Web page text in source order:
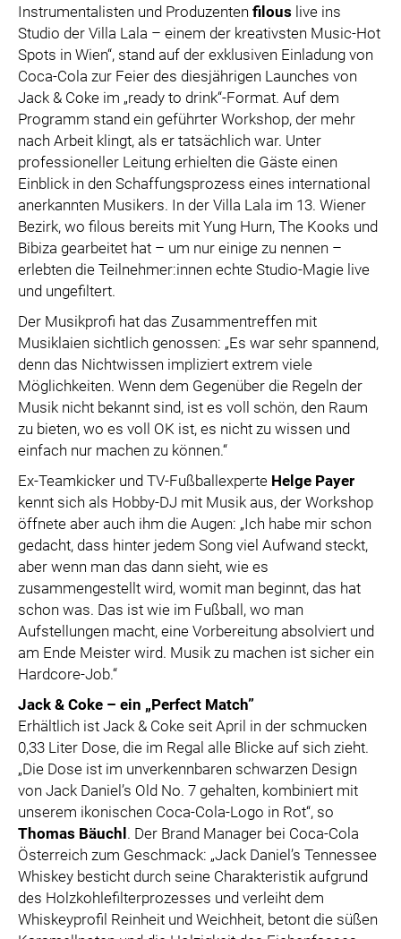
Instrumentalisten und Produzenten filous live ins
Studio der Villa Lala – einem der kreativsten Music-Hot
Spots in Wien“, stand auf der exklusiven Einladung von
Coca-Cola zur Feier des diesjährigen Launches von
Jack & Coke im „ready to drink“-Format. Auf dem
Programm stand ein geführter Workshop, der mehr
nach Arbeit klingt, als er tatsächlich war. Unter
professioneller Leitung erhielten die Gäste einen
Einblick in den Schaffungsprozess eines international
anerkannten Musikers. In der Villa Lala im 13. Wiener
Bezirk, wo filous bereits mit Yung Hurn, The Kooks und
Bibiza gearbeitet hat – um nur einige zu nennen –
erlebten die Teilnehmer:innen echte Studio-Magie live
und ungefiltert.
Der Musikprofi hat das Zusammentreffen mit
Musiklaien sichtlich genossen: „Es war sehr spannend,
denn das Nichtwissen impliziert extrem viele
Möglichkeiten. Wenn dem Gegenüber die Regeln der
Musik nicht bekannt sind, ist es voll schön, den Raum
zu bieten, wo es voll OK ist, es nicht zu wissen und
einfach nur machen zu können.“
Ex-Teamkicker und TV-Fußballexperte Helge Payer
kennt sich als Hobby-DJ mit Musik aus, der Workshop
öffnete aber auch ihm die Augen: „Ich habe mir schon
gedacht, dass hinter jedem Song viel Aufwand steckt,
aber wenn man das dann sieht, wie es
zusammengestellt wird, womit man beginnt, das hat
schon was. Das ist wie im Fußball, wo man
Aufstellungen macht, eine Vorbereitung absolviert und
am Ende Meister wird. Musik zu machen ist sicher ein
Hardcore-Job.“
Jack & Coke – ein „Perfect Match”
Erhältlich ist Jack & Coke seit April in der schmucken
0,33 Liter Dose, die im Regal alle Blicke auf sich zieht.
„Die Dose ist im unverkennbaren schwarzen Design
von Jack Daniel’s Old No. 7 gehalten, kombiniert mit
unserem ikonischen Coca-Cola-Logo in Rot“, so
Thomas Bäuchl . Der Brand Manager bei Coca-Cola
Österreich zum Geschmack: „Jack Daniel’s Tennessee
Whiskey besticht durch seine Charakteristik aufgrund
des Holzkohlefilterprozesses und verleiht dem
Whiskeyprofil Reinheit und Weichheit, betont die süßen